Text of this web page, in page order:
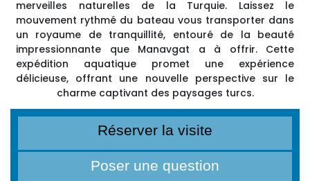
merveilles naturelles de la Turquie. Laissez le
mouvement rythmé du bateau vous transporter dans
un royaume de tranquillité, entouré de la beauté
impressionnante que Manavgat a à offrir. Cette
expédition aquatique promet une expérience
délicieuse, offrant une nouvelle perspective sur le
charme captivant des paysages turcs.
Réserver la visite
Poser une question